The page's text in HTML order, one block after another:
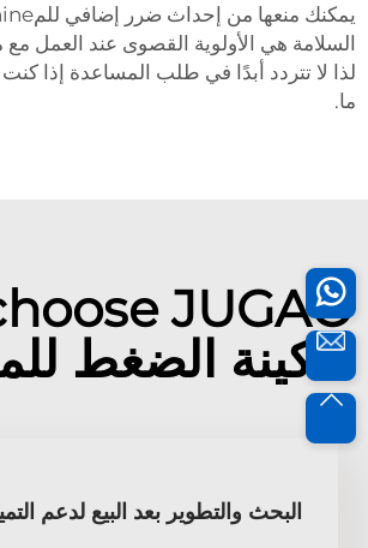
السلامة هي الأولوية القصوى عند العمل مع
لذا لا تتردد أبدًا في طلب المساعدة إذا
ما.
JUGAO
ماكينة الضغط
البحث والتطوير بعد البيع لدعم